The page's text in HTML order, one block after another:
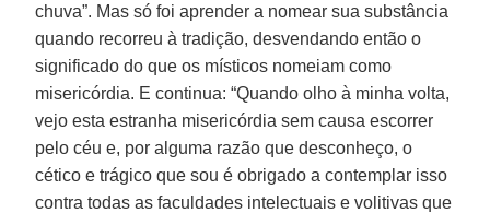
chuva”. Mas só foi aprender a nomear sua substância
quando recorreu à tradição, desvendando então o
significado do que os místicos nomeiam como
misericórdia. E continua: “Quando olho à minha volta,
vejo esta estranha misericórdia sem causa escorrer
pelo céu e, por alguma razão que desconheço, o
cético e trágico que sou é obrigado a contemplar isso
contra todas as faculdades intelectuais e volitivas que